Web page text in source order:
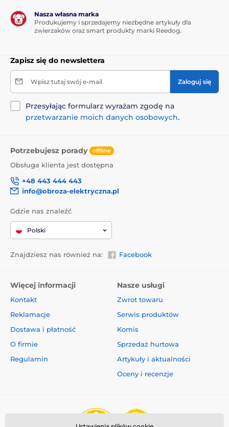
Nasza własna marka
Produkujemy i sprzedajemy niezbędne artykuły dla
zwierzaków oraz smart produkty marki Reedog.
Zapisz się do newslettera
Wpisz tutaj swój e-mail Zaloguj się
Przesyłając formularz wyrażam zgodę na
przetwarzanie moich danych osobowych.
Potrzebujesz porady offline
Obsługa klienta jest dostępna
+48 443 444 443
info@obroza-elektryczna.pl
Gdzie nas znaleźć
Polski
Znajdziesz nas również na: Facebook
Więcej informacji
Kontakt
Reklamacje
Dostawa i płatność
O firmie
Regulamin
Nasze usługi
Zwrot towaru
Serwis produktów
Komis
Sprzedaż hurtowa
Artykuły i aktualności
Oceny i recenzje